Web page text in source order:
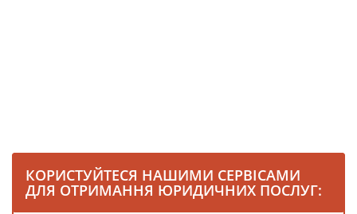
КОРИСТУЙТЕСЯ НАШИМИ СЕРВІСАМИ
ДЛЯ ОТРИМАННЯ ЮРИДИЧНИХ ПОСЛУГ: